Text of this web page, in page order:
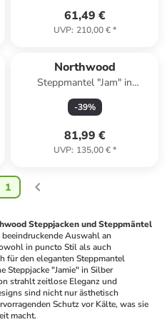
61,49 €
UVP: 210,00 €*
Northwood
Steppmantel "Jam" in
Bordeaux
-39%
81,99 €
UVP: 135,00 €*
1
Steppjacken und Steppmäntel
Auswahl an
in puncto Stil als auch
für den eleganten Steppmantel
Steppjacke "Jamie" in Silber
strahlt zeitlose Eleganz und
sind nicht nur ästhetisch
Schutz vor Kälte, was sie
macht.